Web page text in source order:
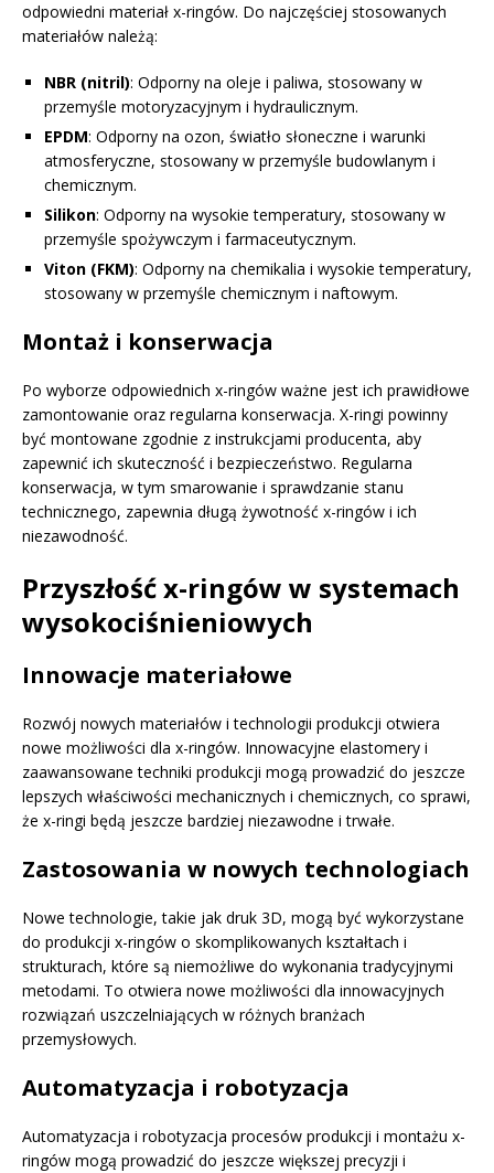
odpowiedni materiał x-ringów. Do najczęściej stosowanych
materiałów należą:
NBR (nitril): Odporny na oleje i paliwa, stosowany w
przemyśle motoryzacyjnym i hydraulicznym.
EPDM: Odporny na ozon, światło słoneczne i warunki
atmosferyczne, stosowany w przemyśle budowlanym i
chemicznym.
Silikon: Odporny na wysokie temperatury, stosowany w
przemyśle spożywczym i farmaceutycznym.
Viton (FKM): Odporny na chemikalia i wysokie temperatury,
stosowany w przemyśle chemicznym i naftowym.
Montaż i konserwacja
Po wyborze odpowiednich x-ringów ważne jest ich prawidłowe
zamontowanie oraz regularna konserwacja. X-ringi powinny
być montowane zgodnie z instrukcjami producenta, aby
zapewnić ich skuteczność i bezpieczeństwo. Regularna
konserwacja, w tym smarowanie i sprawdzanie stanu
technicznego, zapewnia długą żywotność x-ringów i ich
niezawodność.
Przyszłość x-ringów w systemach
wysokociśnieniowych
Innowacje materiałowe
Rozwój nowych materiałów i technologii produkcji otwiera
nowe możliwości dla x-ringów. Innowacyjne elastomery i
zaawansowane techniki produkcji mogą prowadzić do jeszcze
lepszych właściwości mechanicznych i chemicznych, co sprawi,
że x-ringi będą jeszcze bardziej niezawodne i trwałe.
Zastosowania w nowych technologiach
Nowe technologie, takie jak druk 3D, mogą być wykorzystane
do produkcji x-ringów o skomplikowanych kształtach i
strukturach, które są niemożliwe do wykonania tradycyjnymi
metodami. To otwiera nowe możliwości dla innowacyjnych
rozwiązań uszczelniających w różnych branżach
przemysłowych.
Automatyzacja i robotyzacja
Automatyzacja i robotyzacja procesów produkcji i montażu x-
ringów mogą prowadzić do jeszcze większej precyzji i